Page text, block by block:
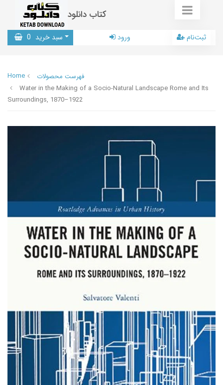
کتاب دانلود
سبد خرید 0 ورود ثبت‌نام
Home
فهرست محصولات
Water in the Making of a Socio-Natural Landscape Rome and Its
Surroundings, 1870–1922